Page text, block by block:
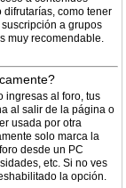
como tener
a grupos
muy recomendable.
ingresas al foro, tus
al salir de la página o
usada por otra
solo marca la
desde un PC
etc. Si no ves
la opción.